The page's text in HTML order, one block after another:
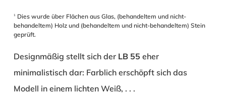
1
Dies wurde über Flächen aus Glas, (behandeltem und nicht-
behandeltem) Holz und (behandeltem und nicht-behandeltem) Stein
geprüft.
Designmäßig stellt sich der LB 55 eher
minimalistisch dar: Farblich erschöpft sich das
Modell in einem lichten Weiß, . . .